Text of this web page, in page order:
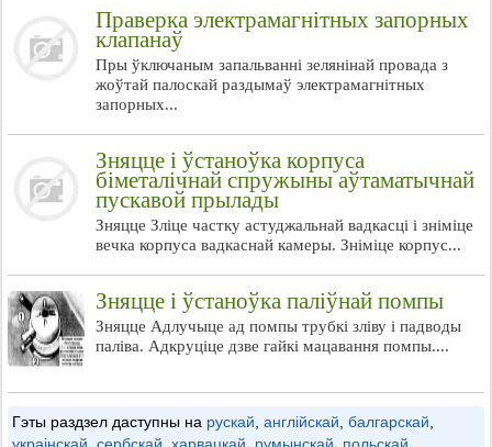
Праверка электрамагнітных запорных
клапанаў
Пры ўключаным запальванні зелянінай провада з
жоўтай палоскай раздымаў электрамагнітных
запорных...
Зняцце і ўстаноўка корпуса
біметалічнай спружыны аўтаматычнай
пускавой прылады
Зняцце Зліце частку астуджальнай вадкасці і зніміце
вечка корпуса вадкаснай камеры. Зніміце корпус...
Зняцце і ўстаноўка паліўнай помпы
Зняцце Адлучыце ад помпы трубкі зліву і падводы
паліва. Адкруціце дзве гайкі мацавання помпы....
Гэты раздзел даступны на рускай англійскай балгарскай